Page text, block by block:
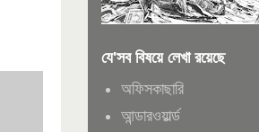
যে'সব বিষয়ে লেখা রয়েছে
অফিসকাছারি
আন্ডারওয়ার্ল্ড